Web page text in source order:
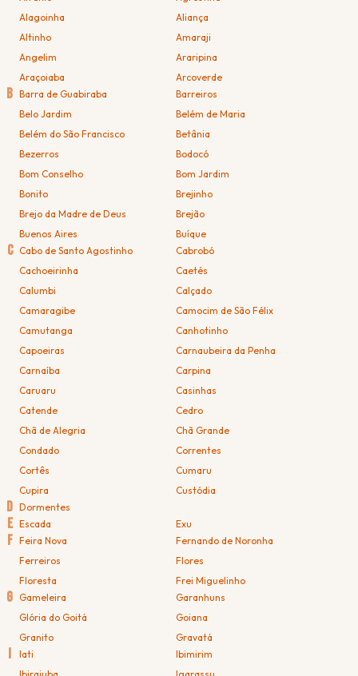
Alagoinha
Aliança
Altinho
Amaraji
Angelim
Araripina
Araçoiaba
Arcoverde
B Barra de Guabiraba
Barreiros
Belo Jardim
Belém de Maria
Belém do São Francisco
Betânia
Bezerros
Bodocó
Bom Conselho
Bom Jardim
Bonito
Brejinho
Brejo da Madre de Deus
Brejão
Buenos Aires
Buíque
C Cabo de Santo Agostinho
Cabrobó
Cachoeirinha
Caetés
Calumbi
Calçado
Camaragibe
Camocim de São Félix
Camutanga
Canhotinho
Capoeiras
Carnaubeira da Penha
Carnaíba
Carpina
Caruaru
Casinhas
Catende
Cedro
Chã de Alegria
Chã Grande
Condado
Correntes
Cortês
Cumaru
Cupira
Custódia
D Dormentes
E Escada Exu
F Feira Nova
Fernando de Noronha
Ferreiros
Flores
Floresta
Frei Miguelinho
G Gameleira
Garanhuns
Glória do Goitá
Goiana
Granito
Gravatá
Iati
Ibimirim